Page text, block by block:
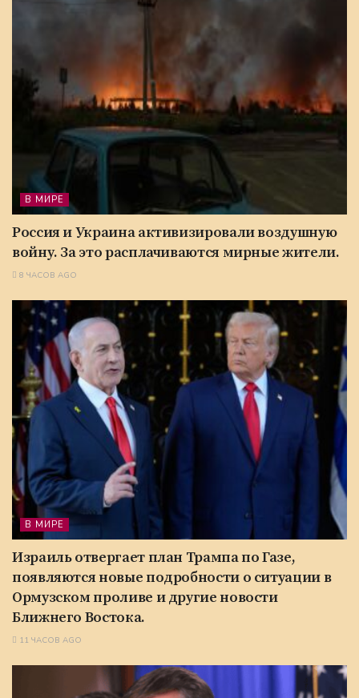
В МИРЕ
Россия и Украина активизировали воздушную
войну. За это расплачиваются мирные жители.
8 ЧАСОВ AGO
В МИРЕ
Израиль отвергает план Трампа по Газе,
появляются новые подробности о ситуации в
Ормузском проливе и другие новости
Ближнего Востока.
11 ЧАСОВ AGO